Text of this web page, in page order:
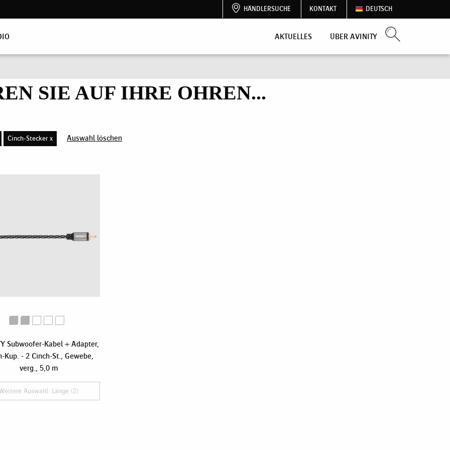
HÄNDLERSUCHE KONTAKT DEUTSCH
AKTUELLES ÜBER AVINITY
SIE AUF IHRE OHREN...
Cinch-Stecker x Auswahl löschen
Subwoofer-Kabel + Adapter,
Kup. - 2 Cinch-St., Gewebe,
verg., 5,0 m
Auswahl: Länge (2)